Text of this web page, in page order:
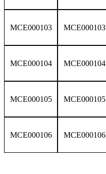
MCE000103 MCE000103
MCE000104 MCE000104
MCE000105 MCE000105
MCE000106 MCE000106